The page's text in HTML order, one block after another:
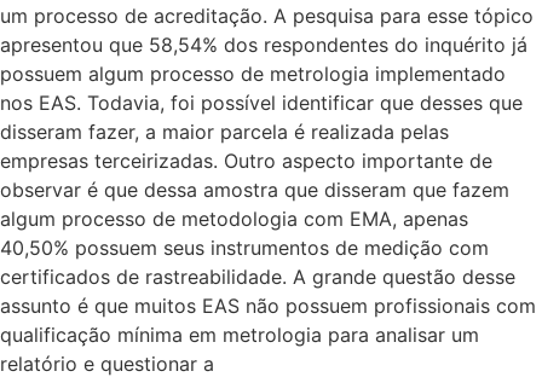
um processo de acreditação. A pesquisa para esse tópico
apresentou que 58,54% dos respondentes do inquérito já
possuem algum processo de metrologia implementado
nos EAS. Todavia, foi possível identificar que desses que
disseram fazer, a maior parcela é realizada pelas
empresas terceirizadas. Outro aspecto importante de
observar é que dessa amostra que disseram que fazem
algum processo de metodologia com EMA, apenas
40,50% possuem seus instrumentos de medição com
certificados de rastreabilidade. A grande questão desse
assunto é que muitos EAS não possuem profissionais com
qualificação mínima em metrologia para analisar um
relatório e questionar a